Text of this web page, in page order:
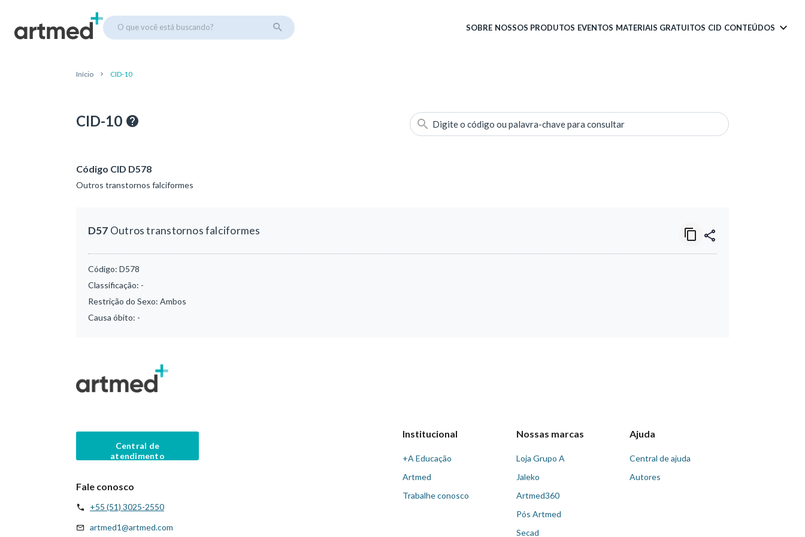
O que você está buscando? SOBRE NOSSOS PRODUTOS EVENTOS MATERIAIS GRATUITOS CID CONTEÚDOS
Início CID-10
CID-10 Digite o código ou palavra-chave para consultar
Código CID D578
Outros transtornos falciformes
D57 Outros transtornos falciformes
Código: D578
Classificação: -
Restrição do Sexo: Ambos
Causa óbito: -
Central de
atendimento
Fale conosco
+55 (51) 3025-2550
artmed1@artmed.com
Institucional
+A Educação
Artmed
Trabalhe conosco
Nossas marcas
Loja Grupo A
Jaleko
Artmed360
Pós Artmed
Secad
Ajuda
Central de ajuda
Autores